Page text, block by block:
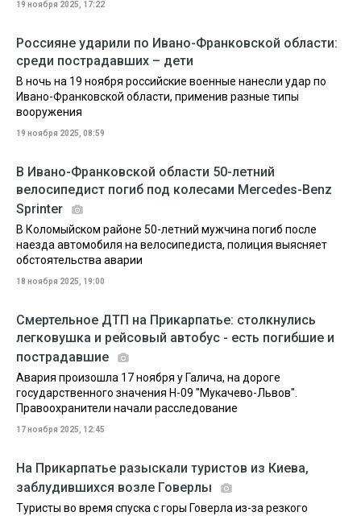
19 ноября 2025, 17:22
Россияне ударили по Ивано-Франковской области:
среди пострадавших – дети
В ночь на 19 ноября российские военные нанесли удар по
Ивано-Франковской области, применив разные типы
вооружения
19 ноября 2025, 08:59
В Ивано-Франковской области 50-летний
велосипедист погиб под колесами Mercedes-Benz
Sprinter
В Коломыйском районе 50-летний мужчина погиб после
наезда автомобиля на велосипедиста, полиция выясняет
обстоятельства аварии
18 ноября 2025, 19:00
Смертельное ДТП на Прикарпатье: столкнулись
легковушка и рейсовый автобус - есть погибшие и
пострадавшие
Авария произошла 17 ноября у Галича, на дороге
государственного значения Н-09 "Мукачево-Львов".
Правоохранители начали расследование
17 ноября 2025, 12:45
На Прикарпатье разыскали туристов из Киева,
заблудившихся возле Говерлы
Туристы во время спуска с горы Говерла из-за резкого